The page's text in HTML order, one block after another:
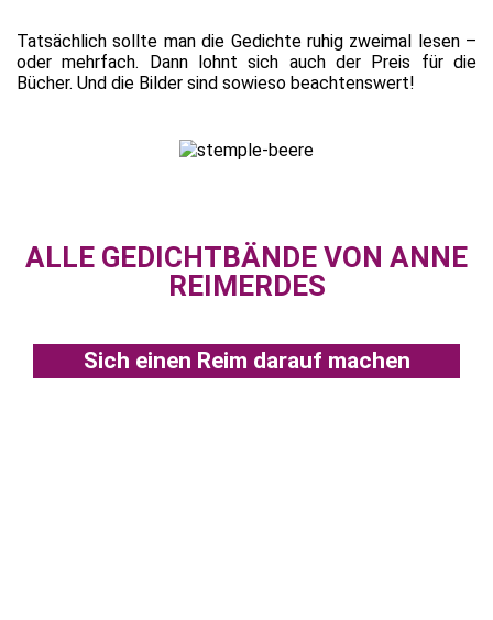
Tatsächlich sollte man die Gedichte ruhig zweimal lesen –
oder mehrfach. Dann lohnt sich auch der Preis für die
Bücher. Und die Bilder sind sowieso beachtenswert!
ALLE GEDICHTBÄNDE VON ANNE
REIMERDES
Sich einen Reim darauf machen